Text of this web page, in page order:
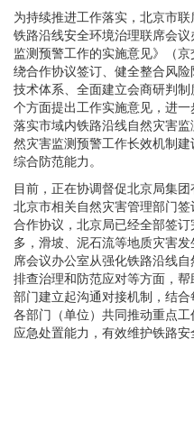
为持续推进工作落实，北京市
铁路沿线安全环境治理联席会
监测预警工作的实施意见》（
绕合作协议签订、健全整合风
技术体系、全面建立会商研判
个方面提出工作实施意见，进
落实市域内铁路沿线自然灾害
然灾害监测预警工作长效机制
综合防范能力。
目前，正在协调督促北京局集
北京市相关自然灾害管理部门
合作协议，北京局已经全部签
多，滑坡、泥石流等地质灾害
席会议办公室从强化铁路沿线
排查治理和防范应对等方面，
部门建立起沟通对接机制，结
各部门（单位）共同推动重点
应急处置能力，有效维护铁路安